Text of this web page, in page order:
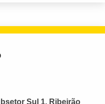
Sul 1, Ribeirão